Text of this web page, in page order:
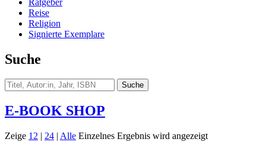
Reise
Religion
Signierte Exemplare
Suche
E-BOOK SHOP
Zeige 12 | 24 | Alle Einzelnes Ergebnis wird angezeigt